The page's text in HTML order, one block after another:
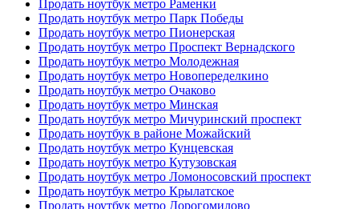
Продать ноутбук метро Раменки
Продать ноутбук метро Парк Победы
Продать ноутбук метро Пионерская
Продать ноутбук метро Проспект Вернадского
Продать ноутбук метро Молодежная
Продать ноутбук метро Новопеределкино
Продать ноутбук метро Очаково
Продать ноутбук метро Минская
Продать ноутбук метро Мичуринский проспект
Продать ноутбук в районе Можайский
Продать ноутбук метро Кунцевская
Продать ноутбук метро Кутузовская
Продать ноутбук метро Ломоносовский проспект
Продать ноутбук метро Крылатское
Продать ноутбук метро Дорогомилово